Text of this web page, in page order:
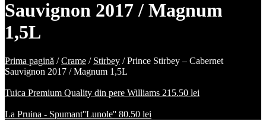
Sauvignon 2017 / Magnum
1,5L
Prima pagină /Crame / Stirbey /Prince Stirbey – Cabernet
Sauvignon 2017 / Magnum 1,5L
Tuica Premium Quality din pere Williams 215.50 lei
La Pruina - Spumant''Lunole'' 80.50 lei